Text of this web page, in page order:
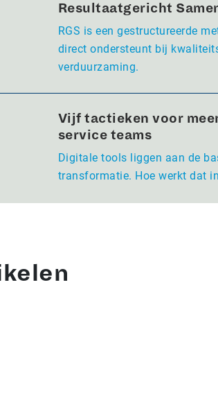
Resultaatgericht
RGS is een gestructureerde
direct ondersteunt bij
verduurzaming.
Vijf tactieken voor
service teams
Digitale tools liggen aan de
transformatie. Hoe werkt dat